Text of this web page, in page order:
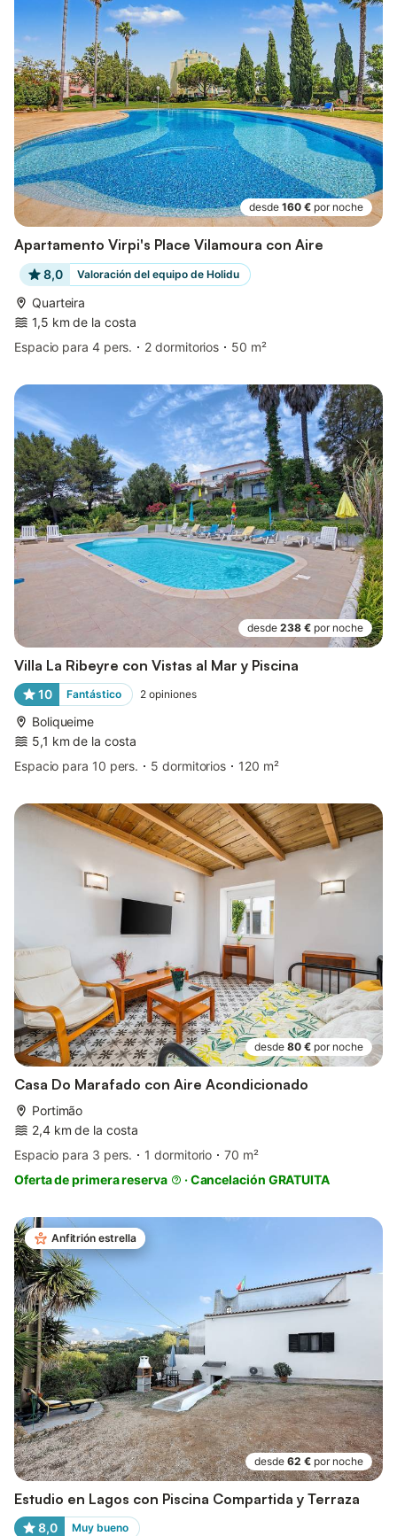
desde 160 € por noche
Apartamento Virpi's Place Vilamoura con Aire
8,0 Valoración del equipo de Holidu
Quarteira
1,5 km de la costa
Espacio para 4 pers.
2 dormitorios 50 m²
desde 238 € por noche
Villa La Ribeyre con Vistas al Mar y Piscina
10 Fantástico 2 opiniones
Boliqueime
5,1 km de la costa
Espacio para 10 pers.
5 dormitorios 120 m²
desde 80 € por noche
Casa Do Marafado con Aire Acondicionado
Portimão
2,4 km de la costa
Espacio para 3 pers.
1 dormitorio
70 m²
Oferta de primera reserva
·Cancelación GRATUITA
Anfitrión estrella
desde 62 € por noche
Estudio en Lagos con Piscina Compartida y Terraza
8,0 Muy bueno